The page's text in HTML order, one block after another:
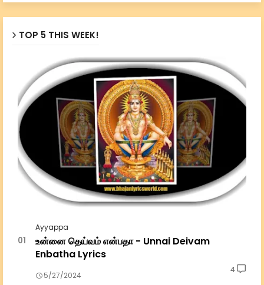
TOP 5 THIS WEEK!
Ayyappa
உன்னை தெய்வம் என்பதா - Unnai Deivam
Enbatha Lyrics
5/27/2024
4